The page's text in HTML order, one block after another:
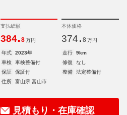
支払総額
384.8 万円
本体価格
374. 8 万円
年式 2023年 走行
9km
車検
車検整備付 修復
なし
保証
保証付 整備
法定整備付
住所
富山県 富山市
見積もり・在庫確認